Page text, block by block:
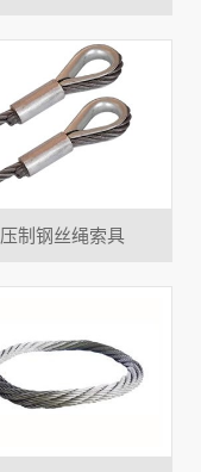
压制钢丝绳索具